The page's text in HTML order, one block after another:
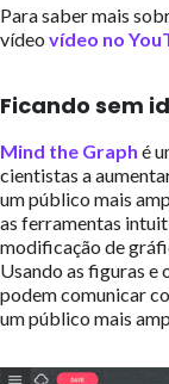
Para saber mais
vídeo vídeo no
Ficando sem
Mind the Graph é
cientistas a
um público mais
as ferramentas
modificação de
Usando as figuras e
podem comunicar
um público mais